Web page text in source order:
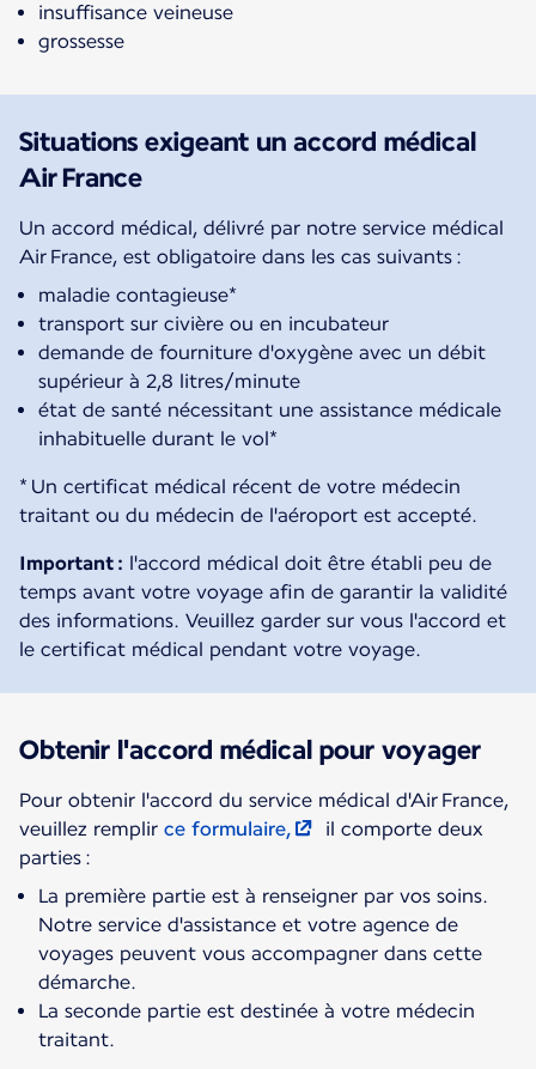
insuffisance veineuse
grossesse
Situations exigeant un accord médical
Air France
Un accord médical, délivré par notre service médical
Air France, est obligatoire dans les cas suivants :
maladie contagieuse*
transport sur civière ou en incubateur
demande de fourniture d'oxygène avec un débit
supérieur à 2,8 litres/minute
état de santé nécessitant une assistance médicale
inhabituelle durant le vol*
* Un certificat médical récent de votre médecin
traitant ou du médecin de l'aéroport est accepté.
Important : l'accord médical doit être établi peu de
temps avant votre voyage afin de garantir la validité
des informations. Veuillez garder sur vous l'accord et
le certificat médical pendant votre voyage.
Obtenir l'accord médical pour voyager
Pour obtenir l'accord du service médical d'Air France,
veuillez remplir ce formulaire,
il comporte deux
parties :
La première partie est à renseigner par vos soins.
Notre service d'assistance et votre agence de
voyages peuvent vous accompagner dans cette
démarche.
La seconde partie est destinée à votre médecin
traitant.